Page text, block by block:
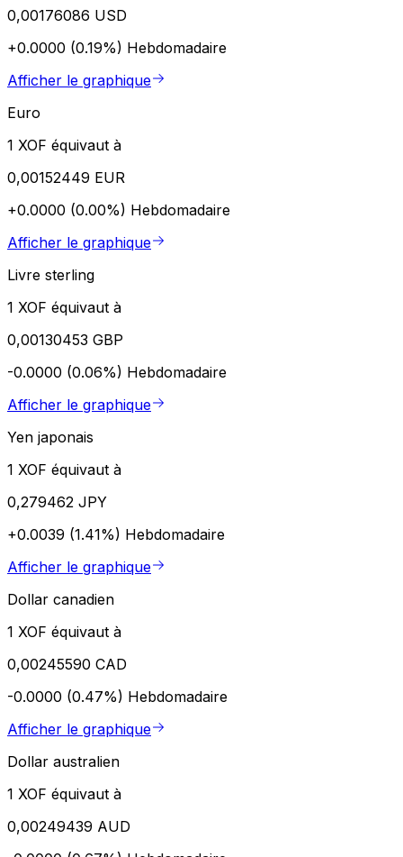
0,00176086 USD
+0.0000 (0.19%) Hebdomadaire
Afficher le graphique
Euro
1 XOF équivaut à
0,00152449 EUR
+0.0000 (0.00%) Hebdomadaire
Afficher le graphique
Livre sterling
1 XOF équivaut à
0,00130453 GBP
-0.0000 (0.06%) Hebdomadaire
Afficher le graphique
Yen japonais
1 XOF équivaut à
0,279462 JPY
+0.0039 (1.41%) Hebdomadaire
Afficher le graphique
Dollar canadien
1 XOF équivaut à
0,00245590 CAD
-0.0000 (0.47%) Hebdomadaire
Afficher le graphique
Dollar australien
1 XOF équivaut à
0,00249439 AUD